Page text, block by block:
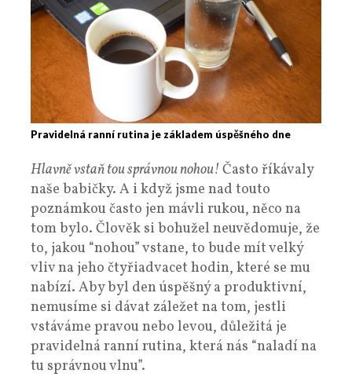
Pravidelná ranní rutina je základem úspěšného dne
Hlavně vstaň tou správnou nohou!Často říkávaly
naše babičky. A i když jsme nad touto
poznámkou často jen mávli rukou, něco na
tom bylo. Člověk si bohužel neuvědomuje, že
to, jakou “nohou” vstane, to bude mít velký
vliv na jeho čtyřiadvacet hodin, které se mu
nabízí. Aby byl den úspěšný a produktivní,
nemusíme si dávat záležet na tom, jestli
vstáváme pravou nebo levou, důležitá je
pravidelná ranní rutina, která nás “naladí na
tu správnou vlnu”.